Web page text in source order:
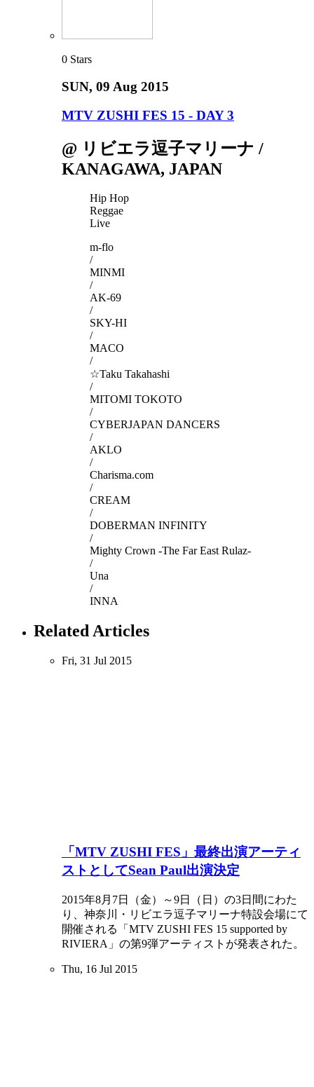
0 Stars
SUN, 09 Aug 2015
MTV ZUSHI FES 15 - DAY 3
@ リビエラ逗子マリーナ /
KANAGAWA, JAPAN
Hip Hop
Reggae
Live
m-flo
/
MINMI
/
AK-69
/
SKY-HI
/
MACO
/
☆Taku Takahashi
/
MITOMI TOKOTO
/
CYBERJAPAN DANCERS
/
AKLO
/
Charisma.com
/
CREAM
/
DOBERMAN INFINITY
/
Mighty Crown -The Far East Rulaz-
/
Una
/
INNA
Related Articles
Fri, 31 Jul 2015
「MTV ZUSHI FES」最終出演アーティ
ストとしてSean Paul出演決定
2015年8月7日（金）～9日（日）の3日間にわた
り、神奈川・リビエラ逗子マリーナ特設会場にて
開催される「MTV ZUSHI FES 15 supported by
RIVIERA」の第9弾アーティストが発表された。
Thu, 16 Jul 2015